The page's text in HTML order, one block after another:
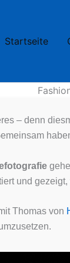
Startseite
– denn
und
Thomas von